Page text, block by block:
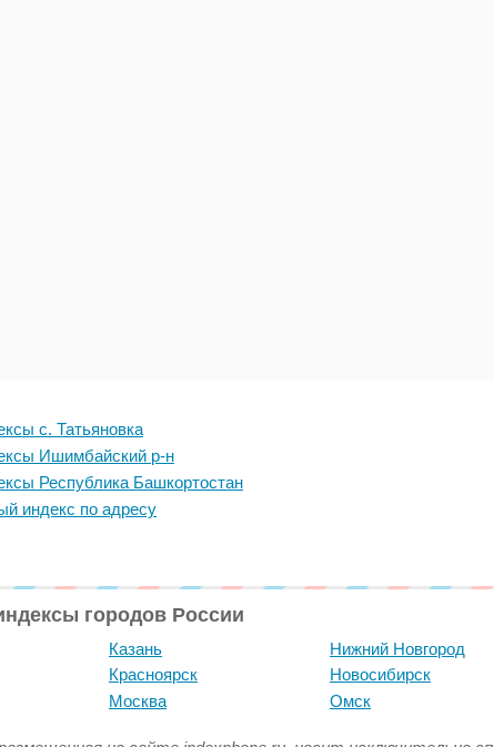
с. Татьяновка
Ишимбайский р-н
Республика Башкортостан
индекс по адресу
городов России
Казань
Красноярск
Москва
Нижний Новгород
Новосибирск
Омск